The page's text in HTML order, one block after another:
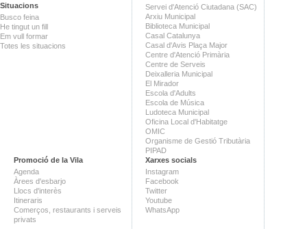
Situacions
Busco feina
He tingut un fill
Em vull formar
Totes les situacions
Servei d'Atenció Ciutadana (SAC)
Arxiu Municipal
Biblioteca Municipal
Casal Catalunya
Casal d'Avis Plaça Major
Centre d'Atenció Primària
Centre de Serveis
Deixalleria Municipal
El Mirador
Escola d'Adults
Escola de Música
Ludoteca Municipal
Oficina Local d'Habitatge
OMIC
Organisme de Gestió Tributària
PIPAD
Promoció de la Vila
Agenda
Àrees d'esbarjo
Llocs d'interès
Itineraris
Comerços, restaurants i serveis
privats
Xarxes socials
Instagram
Facebook
Twitter
Youtube
WhatsApp